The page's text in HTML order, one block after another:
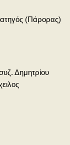
(Πάρορας)
Δημητρίου